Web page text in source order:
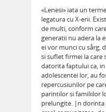
«Lenesi» iata un
legatura cu X-erii.
de multi, conform
generatii nu adera la
ei vor munci cu sårg,
si suflet firmei la care
datorita faptului ca,
adolescentei lor, au
repercusiunilor pe
parintilor si familiilor
prelungite. |n dorinta